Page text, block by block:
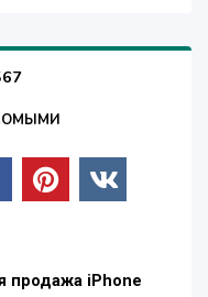
продажа iPhone